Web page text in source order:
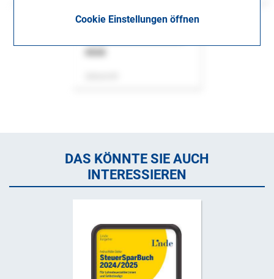
Cookie Einstellungen öffnen
DAS KÖNNTE SIE AUCH
INTERESSIEREN